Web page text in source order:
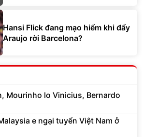
Hansi Flick đang mạo hiểm khi đẩy
Araujo rời Barcelona?
Mourinho lo Vinicius, Bernardo
e ngại tuyển Việt Nam ở